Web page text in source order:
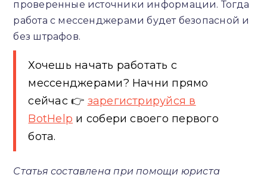
проверенные источники информации. Тогда
работа с мессенджерами будет безопасной и
без штрафов.
Хочешь начать работать с
мессенджерами? Начни прямо
сейчас 👉 зарегистрируйся в
BotHelp и собери своего первого
бота.
Статья составлена при помощи юриста